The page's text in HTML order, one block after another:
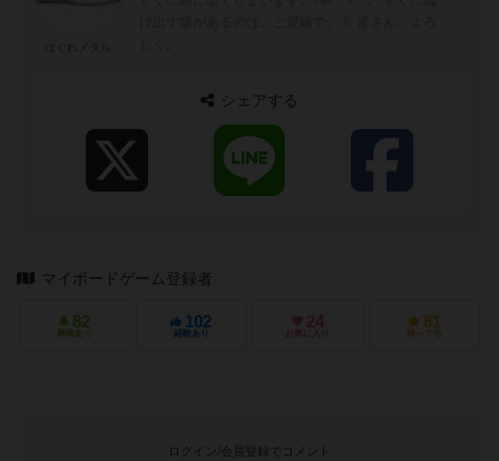
シェアする
マイボードゲーム登録者
82
興味あり
102
経験あり
24
お気に入り
81
持ってる
ログイン/会員登録でコメント